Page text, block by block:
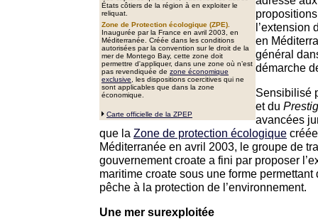
États côtiers de la région à en exploiter le
reliquat.
Zone de Protection écologique (ZPE).
Inaugurée par la France en avril 2003, en
Méditerranée. Créée dans les conditions
autorisées par la convention sur le droit de la
mer de Montego Bay, cette zone doit
permettre d'appliquer, dans une zone où n’est
pas revendiquée de zone économique
exclusive , les dispositions coercitives qui ne
sont applicables que dans la zone
économique.
Carte officielle de la ZPEP
l’extension
en
général
démarche
Sensibilisé
et du
avancées
que la Zone de protection écologique
Méditerranée en avril 2003, le groupe de
gouvernement croate a fini par proposer
maritime croate sous une forme permettant
pêche à la protection de l’environnement.
Une mer surexploitée